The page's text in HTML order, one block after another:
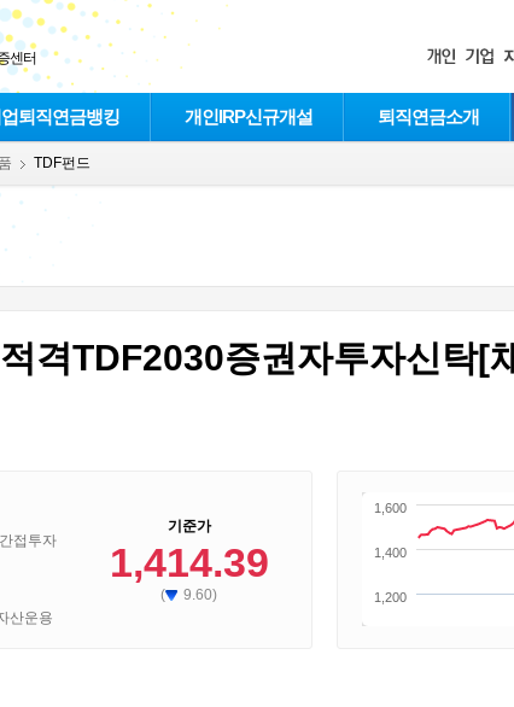
센터
퇴직연금뱅킹 개인IRP신규개설 퇴직연금소개
TDF펀드
격TDF2030증권자투자신탁[
접투자
산운용
기준가
1,414.39
( 9.60) 1,200
1,400
1,600